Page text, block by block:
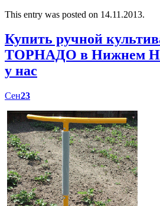
This entry was posted on 14.11.2013.
Купить ручной
ТОРНАДО в Нижнем
у нас
Сен23